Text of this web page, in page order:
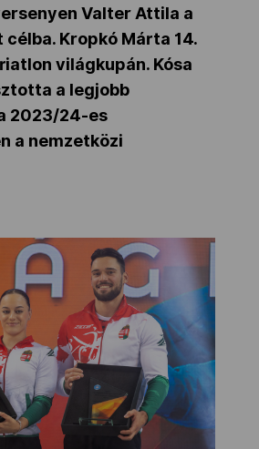
Valter Attila a
célba. Kropkó Márta 14.
világkupán. Kósa
a legjobb
2023/24-es
a nemzetközi